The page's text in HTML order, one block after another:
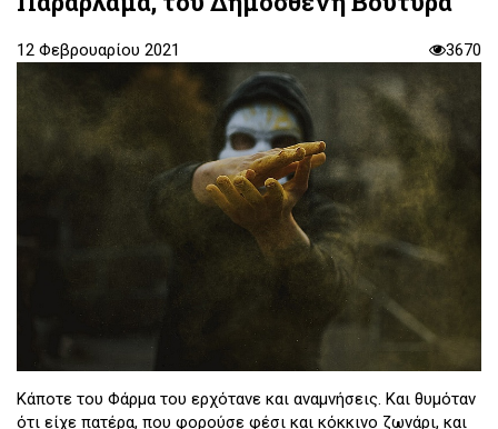
12 Φεβρουαρίου 2021 3670
Κάποτε του Φάρμα του ερχότανε και αναμνήσεις. Και θυμόταν
ότι είχε πατέρα, που φορούσε φέσι και κόκκινο ζωνάρι, και